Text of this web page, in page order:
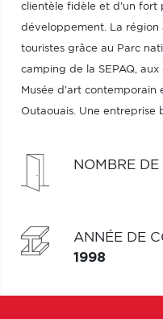
clientèle fidèle et d'un fort
développement. La
touristes grâce au Parc
camping de la SEPAQ,
Musée d'art contemporain
Outaouais. Une entreprise
NOMBRE DE
ANNÉE DE
1998